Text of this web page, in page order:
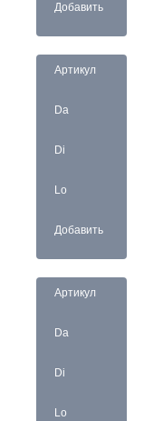
Добавить
Артикул
Da
Di
Lo
Добавить
Артикул
Da
Di
Lo